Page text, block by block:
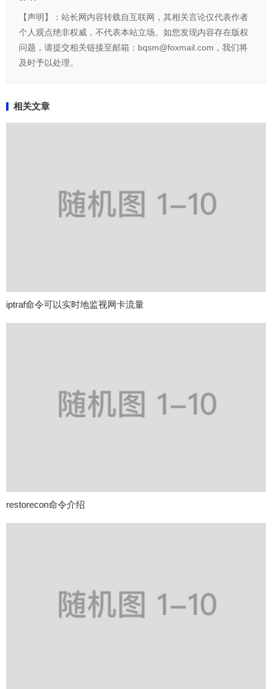
【声明】：站长网内容转载自互联网，其相关言论仅代表作者
个人观点绝非权威，不代表本站立场。如您发现内容存在版权
问题，请提交相关链接至邮箱：bqsm@foxmail.com，我们将
及时予以处理。
相关文章
iptraf命令可以实时地监视网卡流量
restorecon命令介绍